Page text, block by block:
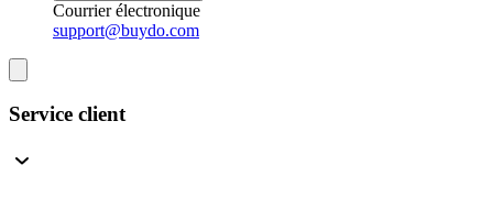
Courrier électronique
support@buydo.com
Service client